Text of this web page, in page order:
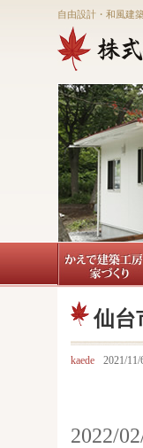
自由設計・和風建
仙
kaede 2021/11/
2022/